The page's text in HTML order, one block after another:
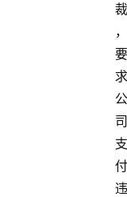
裁
，
要
求
公
司
支
付
违